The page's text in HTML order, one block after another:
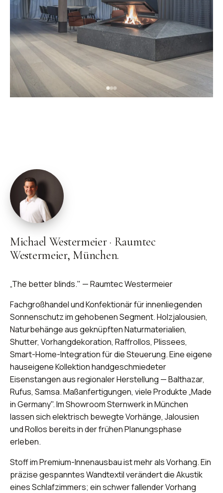
Michael Westermeier · Raumtec
Westermeier, München.
„The better blinds." — Raumtec Westermeier
Fachgroßhandel und Konfektionär für innenliegenden
Sonnenschutz im gehobenen Segment. Holzjalousien,
Naturbehänge aus geknüpften Naturmaterialien,
Shutter, Vorhangdekoration, Raffrollos, Plissees,
Smart-Home-Integration für die Steuerung. Eine eigene
hauseigene Kollektion handgeschmiedeter
Eisenstangen aus regionaler Herstellung — Balthazar,
Rufus, Samsa. Maßanfertigungen, viele Produkte „Made
in Germany". Im Showroom Sternwerk in München
lassen sich elektrisch bewegte Vorhänge, Jalousien
und Rollos bereits in der frühen Planungsphase
erleben.
Stoff im Premium-Innenausbau ist mehr als Vorhang. Ein
präzise gespanntes Wandtextil verändert die Akustik
eines Schlafzimmers; ein schwer fallender Vorhang